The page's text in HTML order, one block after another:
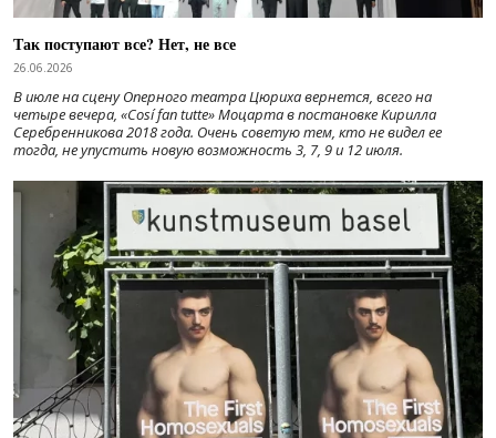
Так поступают все? Нет, не все
26.06.2026
В июле на сцену Оперного театра Цюриха вернется, всего на
четыре вечера, «Cosí fan tutte» Моцарта в постановке Кирилла
Серебренникова 2018 года. Очень советую тем, кто не видел ее
тогда, не упустить новую возможность 3, 7, 9 и 12 июля.